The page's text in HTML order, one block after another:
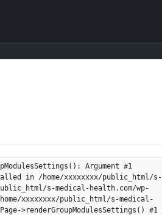
Argument #1
in /home/xxxxxxxx/public_html/s-
s-medical-health.com/wp-
xxxxxxxx/public_html/s-medical-
>renderGroupModulesSettings() #1